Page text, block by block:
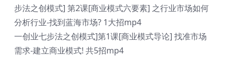
步法之创模式] 第2课[商业模式六要素] 之行业市场如何
分析行业-找到蓝海市场? 1大招mp4
一创业七步法之创模式]第1课[商业模式导论] 找准市场
需求-建立商业模式! 共5招mp4